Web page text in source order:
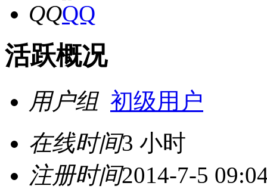
QQ
活跃概况
用户组 初级用户
在线时间3 小时
注册时间2014-7-5